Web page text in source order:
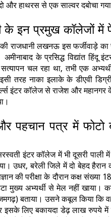
हाथरस से एक साल्वर दबोचा
के इन प्रमुख कॉलेजों में
की राजधानी लखनऊ इस फर्जीवाड़े
अमीनाबाद के प्रसिद्ध विद्यांत
सत्यापन चल रहा था, तभी एक
तरह नाका इलाके के डीएवी
इंटर कॉलेज से राजेश और महानगर
पहचान पत्र में फोटो
इंटर कॉलेज में भी दूसरी पाली में
उधर, बरेली जिले में दो बेहद
की परीक्षा के दौरान कक्ष
मुख्य अभ्यर्थी से मेल नहीं खाया।
बताया। उसने कबूल किया कि
लिए बकायदा डेढ़ लाख रुपये में